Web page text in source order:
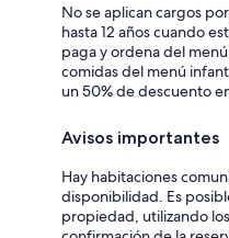
No se aplican cargos
hasta 12 años cuando
paga y ordena del
comidas del menú
un 50% de descuento
Avisos importantes
Hay habitaciones
disponibilidad. Es
propiedad, utilizando